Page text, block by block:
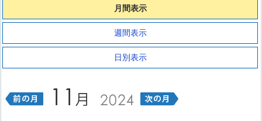
月間表示
週間表示
日別表示